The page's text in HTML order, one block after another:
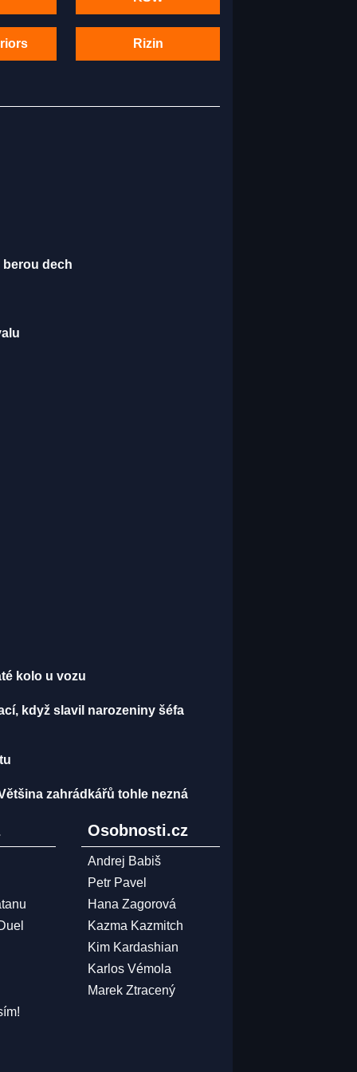
Rizin
dech
kolo u vozu
když slavil narozeniny šéfa
zahrádkářů tohle nezná
Osobnosti.cz
Andrej Babiš
Petr Pavel
Hana Zagorová
Kazma Kazmitch
Kim Kardashian
Karlos Vémola
Marek Ztracený